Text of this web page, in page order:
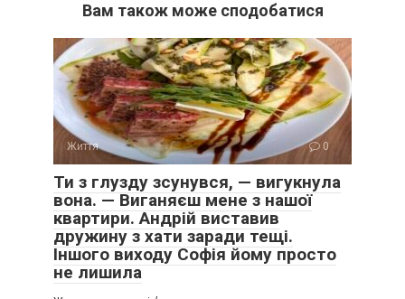
Вам також може сподобатися
Життя 0
Ти з глузду зсунувся, — вигукнула
вона. — Виганяєш мене з нашої
квартири. Андрій виставив
дружину з хати заради тещі.
Іншого виходу Софія йому просто
не лишила